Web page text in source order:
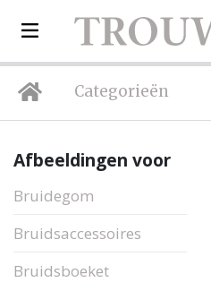
Categorieën
Afbeeldingen voor
Bruidegom
Bruidsaccessoires
Bruidsboeket